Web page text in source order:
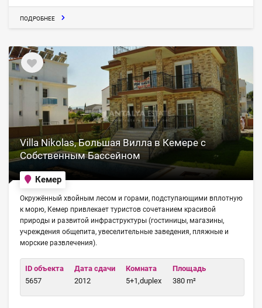
ПОДРОБНЕЕ
Villa Nikolas, Большая Вилла в Кемере с
Собственным Бассейном
Кемер
Окружённый хвойным лесом и горами, подступающими вплотную
к морю, Кемер привлекает туристов сочетанием красивой
природы и развитой инфраструктуры (гостиницы, магазины,
учреждения общепита, увеселительные заведения, пляжные и
морские развлечения).
ID объекта
5657
Дата сдачи
2012
Комната
5+1,duplex
Площадь
380 m²